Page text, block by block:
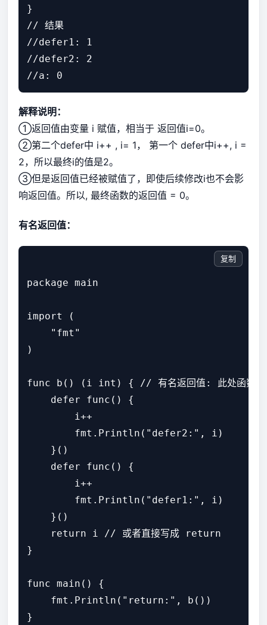
}
// 结果
//defer1: 1
//defer2: 2
解释说明：
①返回值由变量 i 赋值，相当于 返回值i=0。
②第二个defer中 i++ , i= 1， 第一个 defer中i++, i =
2，所以最终i的值是2。
③但是返回值已经被赋值了，即使后续修改i也不会影
响返回值。所以, 最终函数的返回值 = 0。
有名返回值：
package main
import (
    "fmt"
)
func b() (i int) { // 有名返回值: 此处函数声明
    defer func() {
        i++
        fmt.Println("defer2:", i)
    }()
    defer func() {
        i++
        fmt.Println("defer1:", i)
    }()
    return i // 或者直接写成 return
}
func main() {
    fmt.Println("return:", b())
}
复制